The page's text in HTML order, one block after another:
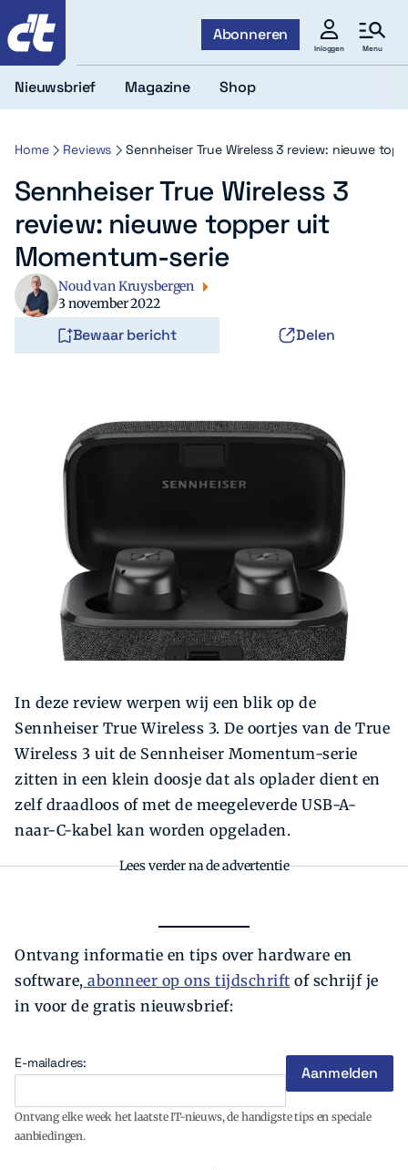
Abonneren
Inloggen Menu
Zoeken
Nieuwsbrief Magazine Shop
Home Reviews Sennheiser True Wireless 3 review: nieuwe
Sennheiser True Wireless 3
review: nieuwe topper uit
Momentum-serie
Noud van Kruysbergen
3 november 2022
Bewaar bericht Delen
In deze review werpen wij een blik op de
Sennheiser True Wireless 3. De oortjes van de True
Wireless 3 uit de Sennheiser Momentum-serie
zitten in een klein doosje dat als oplader dient en
zelf draadloos of met de meegeleverde USB-A-
naar-C-kabel kan worden opgeladen.
Lees verder na de advertentie
Ontvang informatie en tips over hardware en
software, abonneer op ons tijdschrift of schrijf je
in voor de gratis nieuwsbrief:
E-mailadres:
Ontvang elke week het laatste IT-nieuws, de handigste tips en speciale
aanbiedingen.